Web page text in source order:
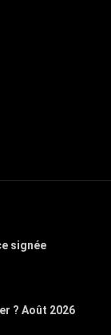
signée
? Août 2026